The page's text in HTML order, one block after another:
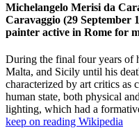
Michelangelo Merisi da
Caravaggio (29 September
painter active in Rome for
During the final four years of
Malta, and Sicily until his
characterized by art critics as
human state, both physical
lighting, which had a
keep on reading Wikipedia